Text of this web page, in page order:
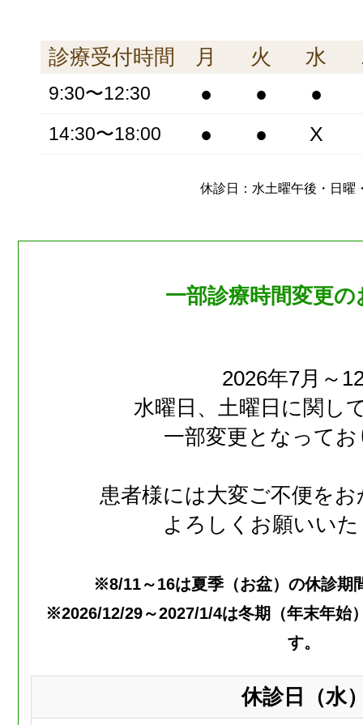
診療受付時間 月 火 水
9:30〜12:30 ● ● ●
14:30〜18:00 ● ● X
休診日：水土曜午後・日曜
一部診療時間変更
2026年7月～
水曜日、土曜日に関し
一部変更となって
患者様には大変ご不便を
よろしくお願いい
※8/11～16は夏季（お盆）の休診期
※2026/12/29～2027/1/4は冬期（年末年始
す。
休診日（水